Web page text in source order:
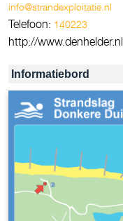
info@strandexploitatie.nl
Telefoon: 140223
http://www.denhelder.nl
Informatiebord